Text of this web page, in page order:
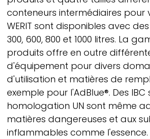
conteneurs intermédiaires pour
WERIT sont disponibles avec
300, 600, 800 et 1000 litres. La
produits offre en outre
d'équipement pour divers
d'utilisation et matières de
exemple pour l'AdBlue®. Des
homologation UN sont même
matières dangereuses et aux
inflammables comme l'essence.